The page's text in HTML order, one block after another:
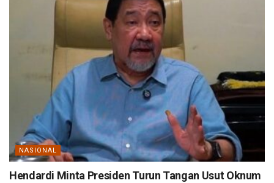
NASIONAL
Hendardi Minta Presiden Turun Tangan Usut Oknum